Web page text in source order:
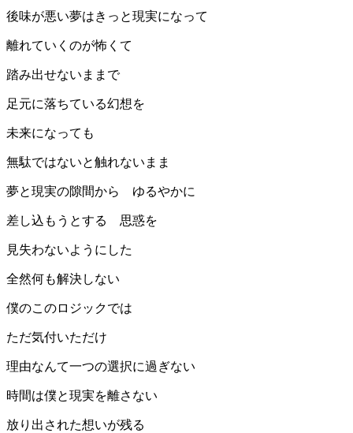
後味が悪い夢はきっと現実になって
離れていくのが怖くて
踏み出せないままで
足元に落ちている幻想を
未来になっても
無駄ではないと触れないまま
夢と現実の隙間から ゆるやかに
差し込もうとする 思惑を
見失わないようにした
全然何も解決しない
僕のこのロジックでは
ただ気付いただけ
理由なんて一つの選択に過ぎない
時間は僕と現実を離さない
放り出された想いが残る